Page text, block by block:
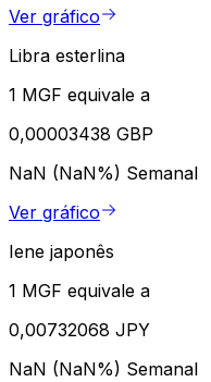
Ver gráfico
Libra esterlina
1 MGF equivale a
0,00003438 GBP
NaN (NaN%) Semanal
Ver gráfico
Iene japonês
1 MGF equivale a
0,00732068 JPY
NaN (NaN%) Semanal